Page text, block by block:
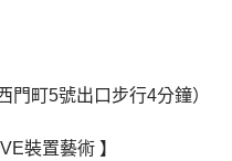
門町5號出口步行4分鐘）
裝置藝術 】